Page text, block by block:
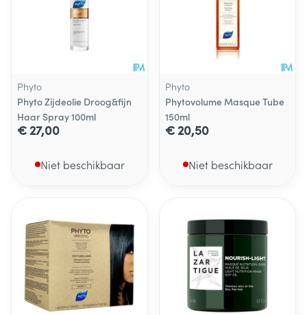
Phyto
Phyto Zijdeolie Droog&fijn
Haar Spray 100ml
€ 27,00
Niet beschikbaar
Phyto
Phytovolume Masque Tube
150ml
€ 20,50
Niet beschikbaar